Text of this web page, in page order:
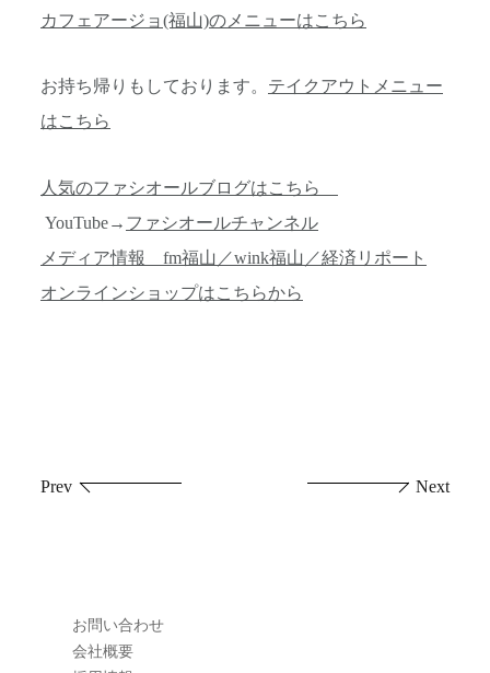
カフェアージョ(福山)のメニューはこちら
お持ち帰りもしております。 テイクアウトメニュー
はこちら
人気のファシオールブログはこちら
YouTube→ ファシオールチャンネル
メディア情報 fm福山／wink福山／経済リポート
オンラインショップはこちらから
Prev Next
お問い合わせ
会社概要